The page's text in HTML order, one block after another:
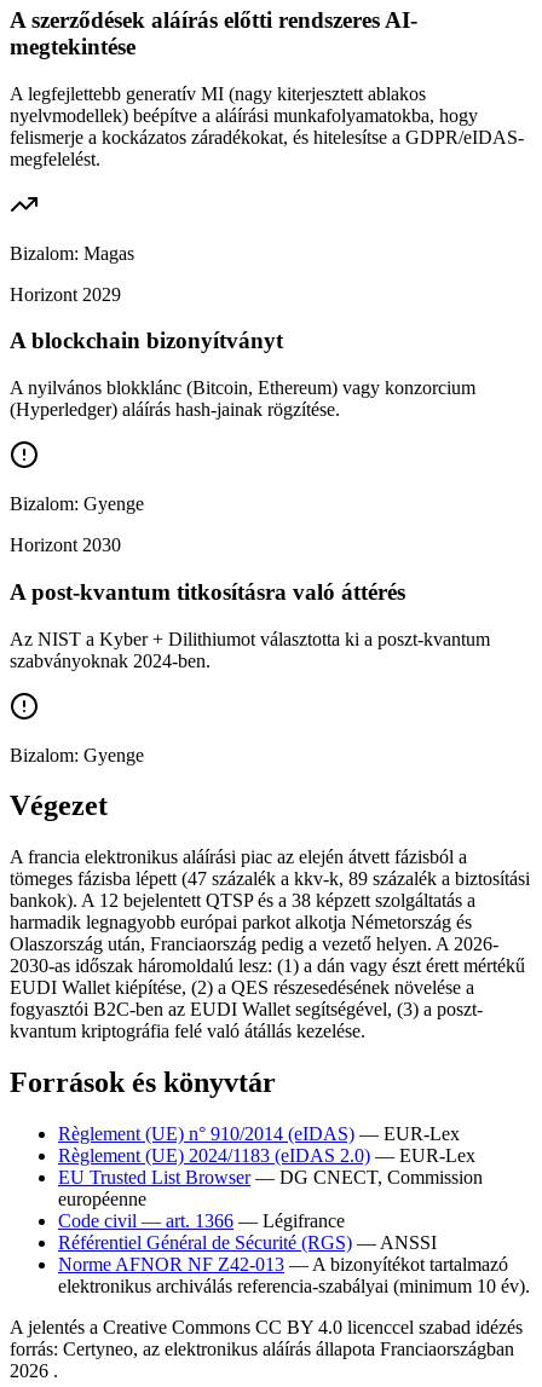
A szerződések aláírás előtti rendszeres AI-
megtekintése
A legfejlettebb generatív MI (nagy kiterjesztett ablakos
nyelvmodellek) beépítve a aláírási munkafolyamatokba, hogy
felismerje a kockázatos záradékokat, és hitelesítse a GDPR/eIDAS-
megfelelést.
Bizalom: Magas
Horizont 2029
A blockchain bizonyítványt
A nyilvános blokklánc (Bitcoin, Ethereum) vagy konzorcium
(Hyperledger) aláírás hash-jainak rögzítése.
Bizalom: Gyenge
Horizont 2030
A post-kvantum titkosításra való áttérés
Az NIST a Kyber + Dilithiumot választotta ki a poszt-kvantum
szabványoknak 2024-ben.
Bizalom: Gyenge
Végezet
A francia elektronikus aláírási piac az elején átvett fázisból a
tömeges fázisba lépett (47 százalék a kkv-k, 89 százalék a biztosítási
bankok). A 12 bejelentett QTSP és a 38 képzett szolgáltatás a
harmadik legnagyobb európai parkot alkotja Németország és
Olaszország után, Franciaország pedig a vezető helyen. A 2026-
2030-as időszak háromoldalú lesz: (1) a dán vagy észt érett mértékű
EUDI Wallet kiépítése, (2) a QES részesedésének növelése a
fogyasztói B2C-ben az EUDI Wallet segítségével, (3) a poszt-
kvantum kriptográfia felé való átállás kezelése.
Források és könyvtár
Règlement (UE) n° 910/2014 (eIDAS) — EUR-Lex
Règlement (UE) 2024/1183 (eIDAS 2.0) — EUR-Lex
EU Trusted List Browser — DG CNECT, Commission
européenne
Code civil — art. 1366 — Légifrance
Référentiel Général de Sécurité (RGS) — ANSSI
Norme AFNOR NF Z42-013 — A bizonyítékot tartalmazó
elektronikus archiválás referencia-szabályai (minimum 10 év).
A jelentés a Creative Commons CC BY 4.0 licenccel szabad idézés
forrás: Certyneo, az elektronikus aláírás állapota Franciaországban
2026 .